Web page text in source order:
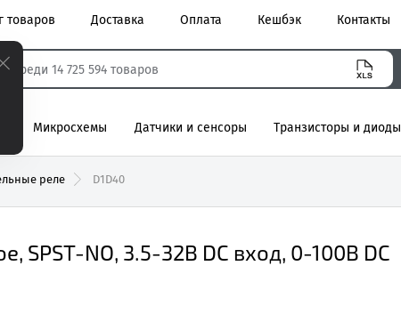
товаров Доставка Оплата Кешбэк Контакты
Микросхемы Датчики и сенсоры Транзисторы и диоды
реле D1D40
SPST-NO, 3.5-32В DC вход, 0-100В DC